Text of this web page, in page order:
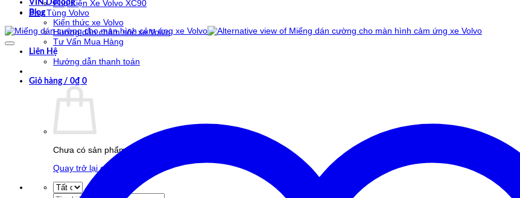
VIN Decode
Blog
Kiến thức xe Volvo
Hướng dẫn chăm sóc xe Volvo
Tư Vấn Mua Hàng
Liên Hệ
Hướng dẫn thanh toán
Giỏ hàng / 0₫ 0
Chưa có sản phẩm trong giỏ hàng.
Quay trở lại cửa hàng
Phụ Kiện Xe Volvo XC90
Phụ Tùng Volvo